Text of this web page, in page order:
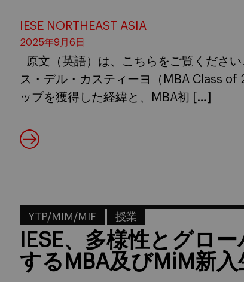
IESE NORTHEAST ASIA
2025年9月6日
原文（英語）は、こちらをご覧くださ
ス・デル・カスティーヨ（MBA Class
ップを獲得した経緯と、MBA初 […]
YTP/MIM/MIF 授業
IESE、多様性とグロ
するMBA及びMiM新入